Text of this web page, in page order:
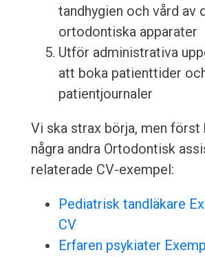
tandhygien och vård av
ortodontiska apparater
Utför administrativa
att boka patienttider
patientjournaler
Vi ska strax börja, men först
några andra Ortodontisk
relaterade CV-exempel:
Pediatrisk tandläkare
CV
Erfaren psykiater